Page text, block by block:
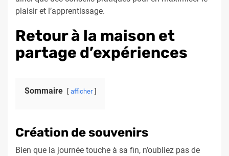
plaisir et l’apprentissage.
Retour à la maison et
partage d’expériences
Sommaire afficher
Création de souvenirs
Bien que la journée touche à sa fin, n’oubliez pas de